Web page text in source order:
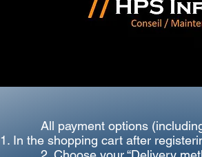
All payment options
1. In the shopping cart after